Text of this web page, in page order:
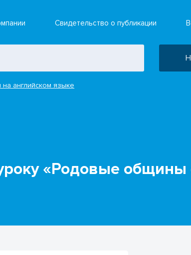
Свидетельство о публикации
на английском языке
«Родовые общины